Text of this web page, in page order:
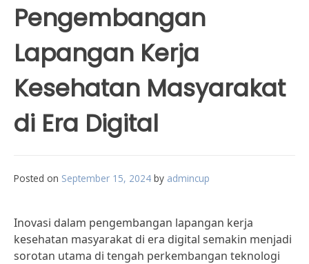
Pengembangan
Lapangan Kerja
Kesehatan Masyarakat
di Era Digital
Posted on September 15, 2024 by admincup
Inovasi dalam pengembangan lapangan kerja
kesehatan masyarakat di era digital semakin menjadi
sorotan utama di tengah perkembangan teknologi